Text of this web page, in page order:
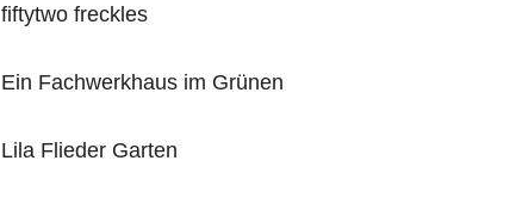
fiftytwo freckles
Ein Fachwerkhaus im Grünen
Lila Flieder Garten